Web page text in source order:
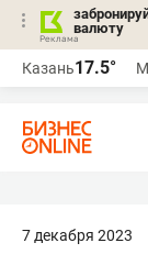
валюту
Казань17.5°
7 декабря 2023